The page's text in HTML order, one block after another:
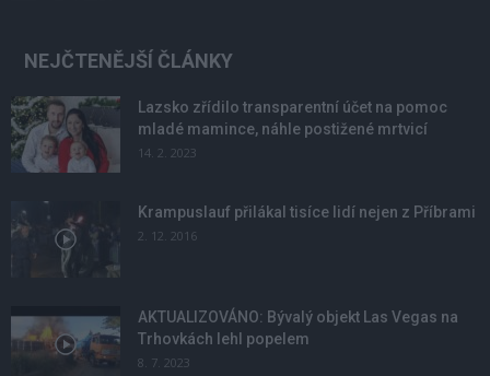
NEJČTENĚJŠÍ ČLÁNKY
Lazsko zřídilo transparentní účet na pomoc
mladé mamince, náhle postižené mrtvicí
14. 2. 2023
Krampuslauf přilákal tisíce lidí nejen z Příbrami
2. 12. 2016
AKTUALIZOVÁNO: Bývalý objekt Las Vegas na
Trhovkách lehl popelem
8. 7. 2023